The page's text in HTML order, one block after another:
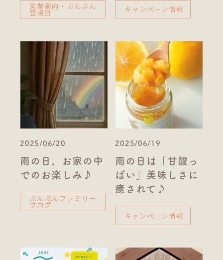
営業案内・ぶんぶん
登場日 キャンペーン情報
2025/06/20
雨の日、お家の中
でのお楽しみ♪
ぶんぶんファミリー
ブログ
2025/06/19
雨の日は「甘酸っ
ぱい」美味しさに
癒されて♪
キャンペーン情報